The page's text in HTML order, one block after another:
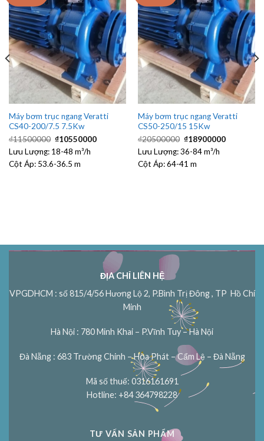
Máy bơm trục ngang Veratti
CS40-200/7.5 7.5Kw
₫11500000 Giá
gốc
là:
₫11500000.
₫10550000Giá
hiện
₫10550000.
Lưu Lượng: 18-48 m³/h
Cột Áp: 53.6-36.5 m
Máy bơm trục ngang Veratti
CS50-250/15 15Kw
₫20500000 Giá
gốc
là:
₫20500000.
₫18900000Giá
hiện
Lưu Lượng:36-84 m³/h
Cột Áp:64-41 m
ĐỊA CHỈ LIÊN HỆ
VPGDHCM : số 815/4/56 Hương Lộ 2, P.Bình Trị Đông , TP Hồ Chí
Minh
Hà Nội : 780 Minh Khai – P.Vĩnh Tuy – Hà Nội
Đà Nẵng : 683 Trường Chinh – Hòa Phát – Cẩm Lệ – Đà Nẵng
Mã số thuế: 0316161691
Hotline: +84 364798228
TƯ VẤN SẢN PHẨM